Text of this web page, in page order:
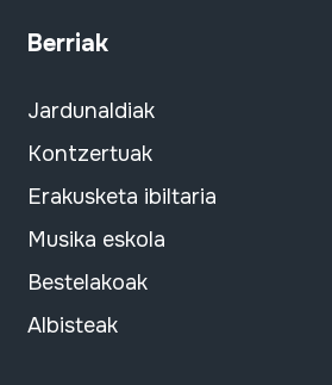
Berriak
Jardunaldiak
Kontzertuak
Erakusketa ibiltaria
Musika eskola
Bestelakoak
Albisteak